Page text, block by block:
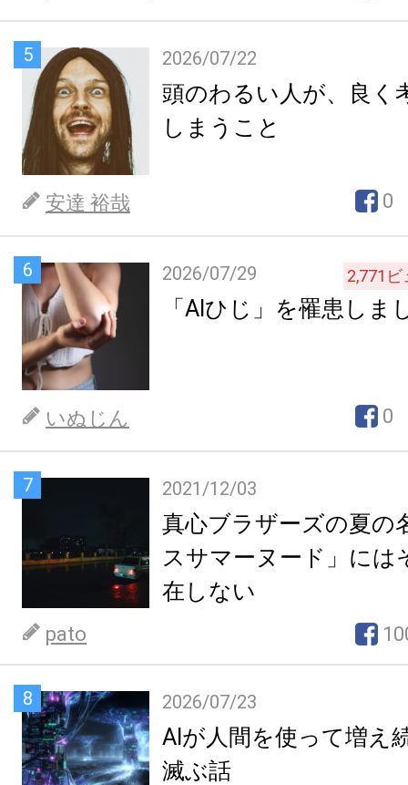
5 2026/07/22
頭のわるい人が、良く
しまうこと
安達 裕哉 0
6 2026/07/29 2,771 ビ
「AIひじ」を罹患しま
いぬじん 0
7 2021/12/03
真心ブラザーズの夏の
スサマーヌード」には
在しない
pato
8 2026/07/23
AIが人間を使って増え
滅ぶ話